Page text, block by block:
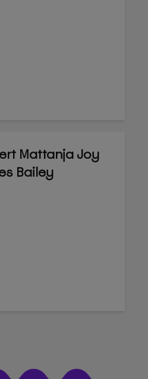
Mattanja Joy
Bailey